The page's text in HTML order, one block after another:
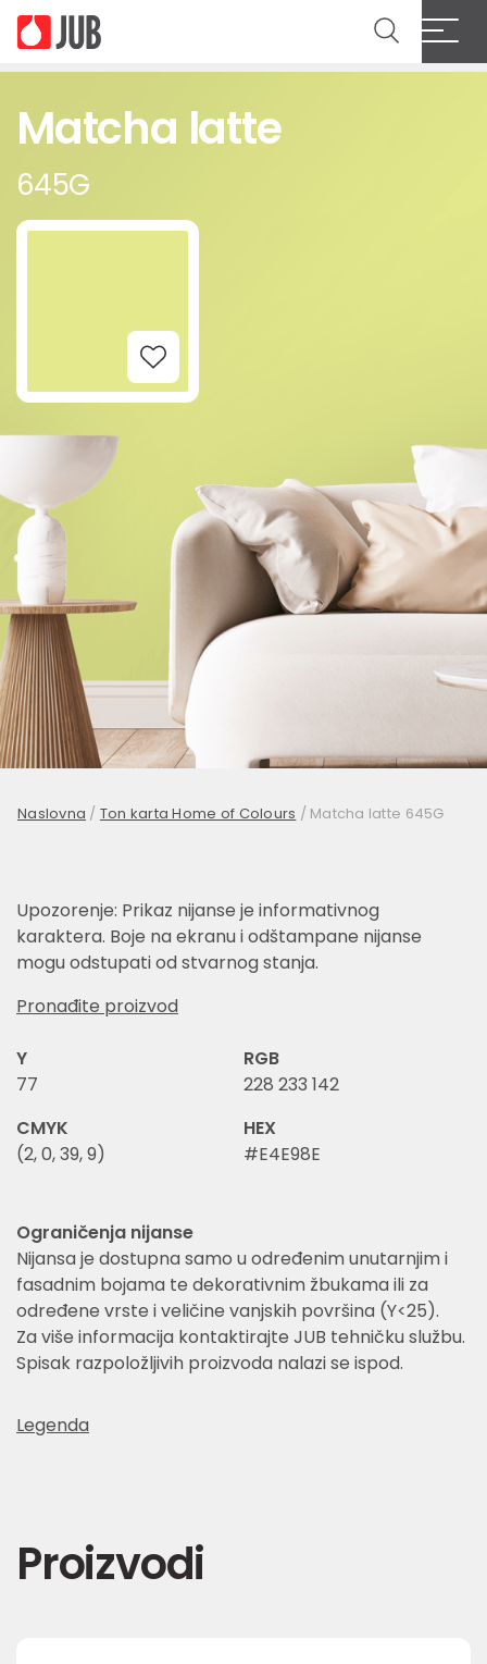
Matcha latte
645G
Add to Wishlist
Naslovna / Ton karta Home of Colours / Matcha latte 645G
Upozorenje: Prikaz nijanse je informativnog
karaktera. Boje na ekranu i odštampane nijanse
mogu odstupati od stvarnog stanja.
Pronađite proizvod
Y
77
RGB
228 233 142
CMYK
(2, 0, 39, 9)
HEX
#E4E98E
Ograničenja nijanse
Nijansa je dostupna samo u određenim unutarnjim i
fasadnim bojama te dekorativnim žbukama ili za
određene vrste i veličine vanjskih površina (Y<25).
Za više informacija kontaktirajte JUB tehničku službu.
Spisak razpoložljivih proizvoda nalazi se ispod.
Legenda
Proizvodi